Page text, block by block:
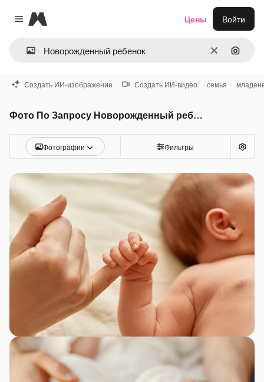
Close menu
Magnific
ОчиститьПоиск
Цены Войти
Создать ИИ-изображение Создать ИИ-видео семья
Фото По Запросу Новорожденный ребенок
Фотографии Фильтры